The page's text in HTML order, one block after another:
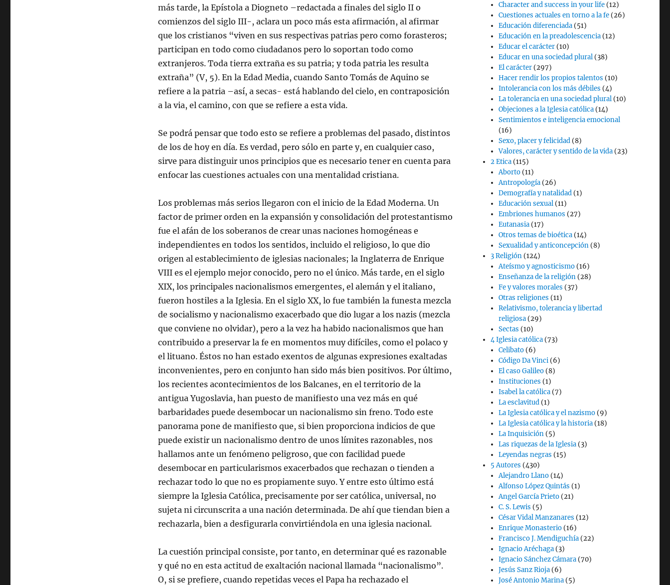
más tarde, la Epístola a Diogneto –redactada a finales del siglo II o
comienzos del siglo III-, aclara un poco más esta afirmación, al afirmar
que los cristianos “viven en sus respectivas patrias pero como forasteros;
participan en todo como ciudadanos pero lo soportan todo como
extranjeros. Toda tierra extraña es su patria; y toda patria les resulta
extraña” (V, 5). En la Edad Media, cuando Santo Tomás de Aquino se
refiere a la patria –así, a secas- está hablando del cielo, en contraposición
a la via, el camino, con que se refiere a esta vida.
Se podrá pensar que todo esto se refiere a problemas del pasado, distintos
de los de hoy en día. Es verdad, pero sólo en parte y, en cualquier caso,
sirve para distinguir unos principios que es necesario tener en cuenta para
enfocar las cuestiones actuales con una mentalidad cristiana.
Los problemas más serios llegaron con el inicio de la Edad Moderna. Un
factor de primer orden en la expansión y consolidación del protestantismo
fue el afán de los soberanos de crear unas naciones homogéneas e
independientes en todos los sentidos, incluido el religioso, lo que dio
origen al establecimiento de iglesias nacionales; la Inglaterra de Enrique
VIII es el ejemplo mejor conocido, pero no el único. Más tarde, en el siglo
XIX, los principales nacionalismos emergentes, el alemán y el italiano,
fueron hostiles a la Iglesia. En el siglo XX, lo fue también la funesta mezcla
de socialismo y nacionalismo exacerbado que dio lugar a los nazis (mezcla
que conviene no olvidar), pero a la vez ha habido nacionalismos que han
contribuido a preservar la fe en momentos muy difíciles, como el polaco y
el lituano. Éstos no han estado exentos de algunas expresiones exaltadas
inconvenientes, pero en conjunto han sido más bien positivos. Por último,
los recientes acontecimientos de los Balcanes, en el territorio de la
antigua Yugoslavia, han puesto de manifiesto una vez más en qué
barbaridades puede desembocar un nacionalismo sin freno. Todo este
panorama pone de manifiesto que, si bien proporciona indicios de que
puede existir un nacionalismo dentro de unos límites razonables, nos
hallamos ante un fenómeno peligroso, que con facilidad puede
desembocar en particularismos exacerbados que rechazan o tienden a
rechazar todo lo que no es propiamente suyo. Y entre esto último está
siempre la Iglesia Católica, precisamente por ser católica, universal, no
sujeta ni circunscrita a una nación determinada. De ahí que tiendan bien a
rechazarla, bien a desfigurarla convirtiéndola en una iglesia nacional.
La cuestión principal consiste, por tanto, en determinar qué es razonable
y qué no en esta actitud de exaltación nacional llamada “nacionalismo”.
O, si se prefiere, cuando repetidas veces el Papa ha rechazado el
Character and success in your life (12)
Cuestiones actuales en torno a la fe (26)
Educación diferenciada (51)
Educación en la preadolescencia (12)
Educar el carácter (10)
Educar en una sociedad plural (38)
El carácter (297)
Hacer rendir los propios talentos (10)
Intolerancia con los más débiles (4)
La tolerancia en una sociedad plural (10)
Objeciones a la Iglesia católica (14)
Sentimientos e inteligencia emocional
(16)
Sexo, placer y felicidad (8)
Valores, carácter y sentido de la vida (23)
2 Etica (115)
Aborto (11)
Antropología (26)
Demografía y natalidad (1)
Educación sexual (11)
Embriones humanos (27)
Eutanasia (17)
Otros temas de bioética (14)
Sexualidad y anticoncepción (8)
3 Religión (124)
Ateísmo y agnosticismo (16)
Enseñanza de la religión (28)
Fe y valores morales (37)
Otras religiones (11)
Relativismo, tolerancia y libertad
religiosa (29)
Sectas (10)
4 Iglesia católica (73)
Celibato (6)
Código Da Vinci (6)
El caso Galileo (8)
Instituciones (1)
Isabel la católica (7)
La esclavitud (1)
La Iglesia católica y el nazismo (9)
La Iglesia católica y la historia (18)
La Inquisición (5)
Las riquezas de la Iglesia (3)
Leyendas negras (15)
5 Autores (430)
Alejandro Llano (14)
Alfonso López Quintás (1)
Angel García Prieto (21)
C. S. Lewis (5)
César Vidal Manzanares (12)
Enrique Monasterio (16)
Francisco J. Mendiguchía (22)
Ignacio Aréchaga (3)
Ignacio Sánchez Cámara (70)
Jesús Sanz Rioja (6)
José Antonio Marina (5)